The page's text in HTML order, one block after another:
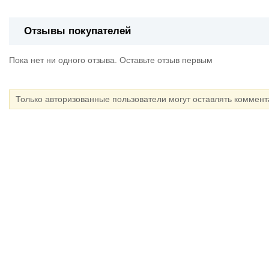
Отзывы покупателей
Пока нет ни одного отзыва. Оставьте отзыв первым
Только авторизованные пользователи могут оставлять